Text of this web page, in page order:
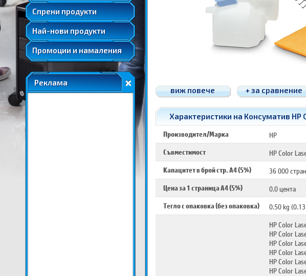
Спрени продукти
Удължени и допълнителни гаранции
Най-нови продукти
Промоции и намаления
Реклама
виж повече + за сравнение
Характеристики на Консуматив HP
Производител/Марка
HP
Съвместимост
HP Color
Капацитет в брой стр. A4 (5%)
36 000
Цена за 1 страница A4 (5%)
0.0 цента
Тегло с опаковка (без опаковка)
0.50 kg
HP Color
HP Color
HP Color
HP Color
HP Color
HP Color